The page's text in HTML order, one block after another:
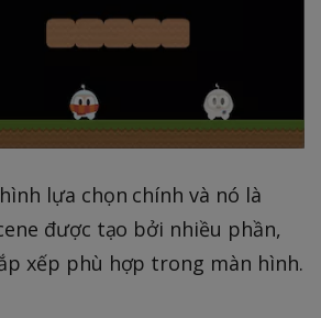
lựa chọn chính và nó là
được tạo bởi nhiều phần,
xếp phù hợp trong màn hình.